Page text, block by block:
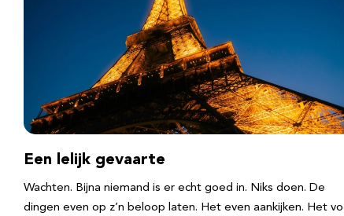
Een lelijk gevaarte
Wachten. Bijna niemand is er echt goed in. Niks doen. De
dingen even op z’n beloop laten. Het even aankijken. Het